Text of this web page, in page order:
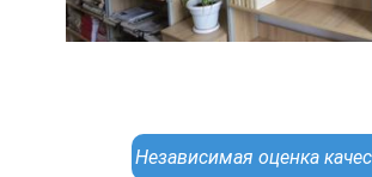
Независимая оценка